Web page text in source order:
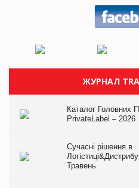
ЖУРНАЛ
Каталог Головних
PrivateLabel – 2026
Сучасні рішення в
Травень